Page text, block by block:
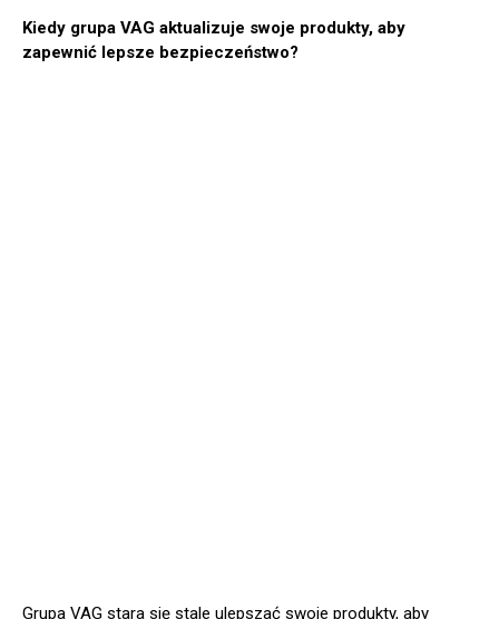
Kiedy grupa VAG aktualizuje swoje produkty, aby
zapewnić lepsze bezpieczeństwo?
Grupa VAG stara się stale ulepszać swoje produkty, aby